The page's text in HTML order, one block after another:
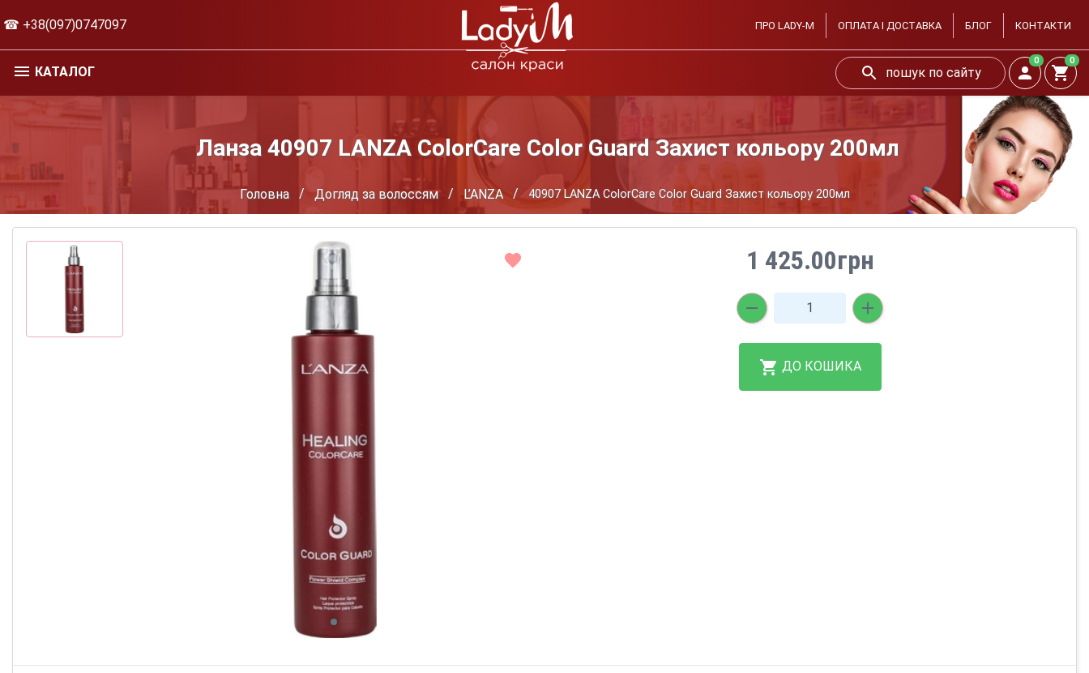
☎ +38(097)0747097 ПРО LADY-M ОПЛАТА І ДОСТАВКА БЛОГ КОНТАКТИ
КАТАЛОГ пошук по сайту
0 0
Ланза 40907 LANZA ColorCare Color Guard Захист кольору 200мл
Головна Догляд за волоссям L’ANZA 40907 LANZA ColorCare Color Guard Захист кольору 200мл
1 425.00грн
ДО КОШИКА